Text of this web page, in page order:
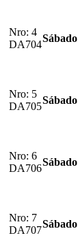
Nro: 4
DA704
Sábado
Nro: 5
DA705
Sábado
Nro: 6
DA706
Sábado
Nro: 7
DA707
Sábado